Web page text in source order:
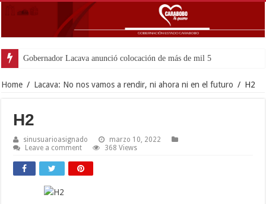
Home / Lacava: No nos vamos a rendir, ni ahora ni en el futuro / H2
H2
sinusuarioasignado
marzo 10, 2022
Leave a comment
368 Views